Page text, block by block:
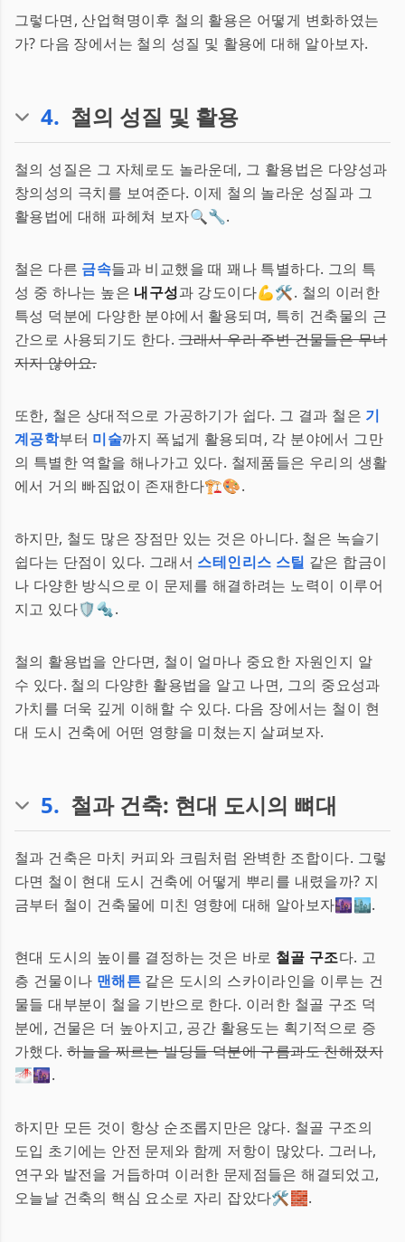
그렇다면, 산업혁명이후 철의 활용은 어떻게 변화하였는
가? 다음 장에서는 철의 성질 및 활용에 대해 알아보자.
4. 철의 성질 및 활용
철의 성질은 그 자체로도 놀라운데, 그 활용법은 다양성과
창의성의 극치를 보여준다. 이제 철의 놀라운 성질과 그
활용법에 대해 파헤쳐 보자🔍🔧.
철은 다른 금속들과 비교했을 때 꽤나 특별하다. 그의 특
성 중 하나는 높은 내구성과 강도이다💪🛠️. 철의 이러한
특성 덕분에 다양한 분야에서 활용되며, 특히 건축물의 근
간으로 사용되기도 한다.그래서 우리 주변 건물들은 무너
지지 않아요.
또한, 철은 상대적으로 가공하기가 쉽다. 그 결과 철은 기
계공학부터 미술까지 폭넓게 활용되며, 각 분야에서 그만
의 특별한 역할을 해나가고 있다. 철제품들은 우리의 생활
에서 거의 빠짐없이 존재한다🏗️🎨.
하지만, 철도 많은 장점만 있는 것은 아니다. 철은 녹슬기
쉽다는 단점이 있다. 그래서 스테인리스 스틸 같은 합금이
나 다양한 방식으로 이 문제를 해결하려는 노력이 이루어
지고 있다🛡️🔩.
철의 활용법을 안다면, 철이 얼마나 중요한 자원인지 알
수 있다. 철의 다양한 활용법을 알고 나면, 그의 중요성과
가치를 더욱 깊게 이해할 수 있다. 다음 장에서는 철이 현
대 도시 건축에 어떤 영향을 미쳤는지 살펴보자.
5. 철과 건축: 현대 도시의 뼈대
철과 건축은 마치 커피와 크림처럼 완벽한 조합이다. 그렇
다면 철이 현대 도시 건축에 어떻게 뿌리를 내렸을까? 지
금부터 철이 건축물에 미친 영향에 대해 알아보자🌆🏙️.
현대 도시의 높이를 결정하는 것은 바로 철골 구조다. 고
층 건물이나 맨해튼 같은 도시의 스카이라인을 이루는 건
물들 대부분이 철을 기반으로 한다. 이러한 철골 구조 덕
분에, 건물은 더 높아지고, 공간 활용도는 획기적으로 증
가했다. 하늘을 찌르는 빌딩들 덕분에 구름과도 친해졌지
🌁🌆.
하지만 모든 것이 항상 순조롭지만은 않다. 철골 구조의
도입 초기에는 안전 문제와 함께 저항이 많았다. 그러나,
연구와 발전을 거듭하며 이러한 문제점들은 해결되었고,
오늘날 건축의 핵심 요소로 자리 잡았다🛠️🧱.